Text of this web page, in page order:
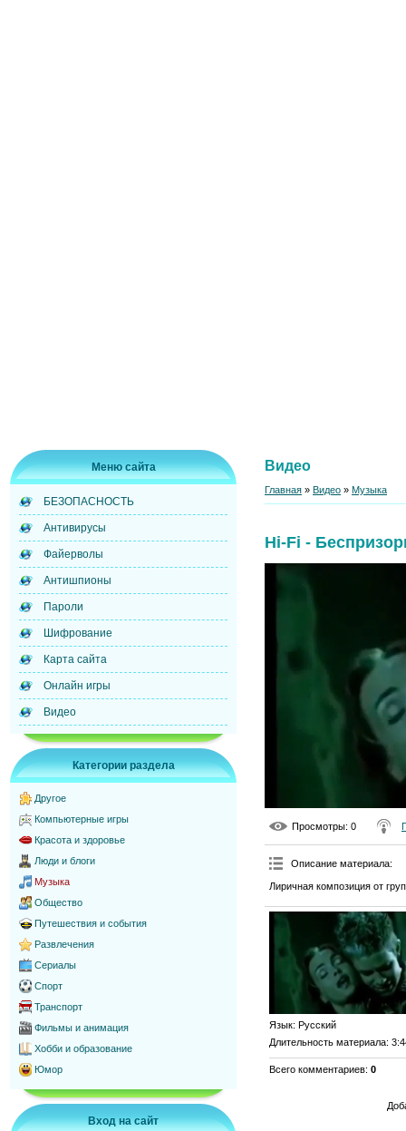
Меню сайта
БЕЗОПАСНОСТЬ
Антивирусы
Файерволы
Антишпионы
Пароли
Шифрование
Карта сайта
Онлайн игры
Видео
Категории раздела
Другое
Компьютерные игры
Красота и здоровье
Люди и блоги
Музыка
Общество
Путешествия и события
Развлечения
Сериалы
Спорт
Транспорт
Фильмы и анимация
Хобби и образование
Юмор
Вход на сайт
Видео
Главная » Видео » Музыка
Hi-Fi -
Просмотры: 0
Описание материала:
Лиричная композиция от
Язык: Русский
Длительность материала:
Всего комментариев: 0